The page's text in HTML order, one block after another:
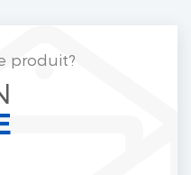
produit?